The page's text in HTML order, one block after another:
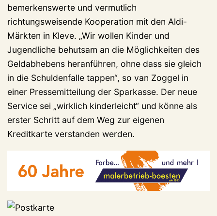
bemerkenswerte und vermutlich
richtungsweisende Kooperation mit den Aldi-
Märkten in Kleve. „Wir wollen Kinder und
Jugendliche behutsam an die Möglichkeiten des
Geldabhebens heranführen, ohne dass sie gleich
in die Schuldenfalle tappen“, so van Zoggel in
einer Pressemitteilung der Sparkasse. Der neue
Service sei „wirklich kinderleicht“ und könne als
erster Schritt auf dem Weg zur eigenen
Kreditkarte verstanden werden.